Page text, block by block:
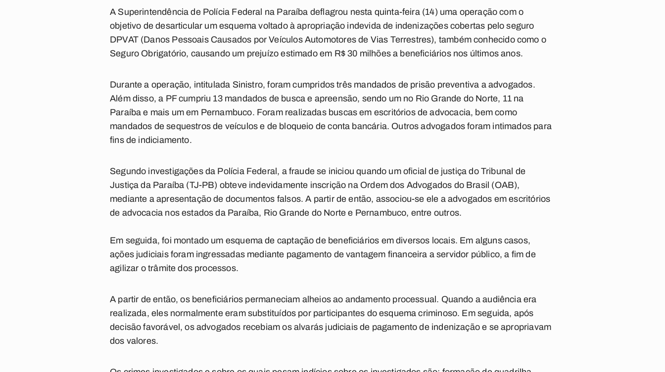
A Superintendência de Polícia Federal na Paraíba deflagrou nesta quinta-feira (14) uma operação com o
objetivo de desarticular um esquema voltado à apropriação indevida de indenizações cobertas pelo seguro
DPVAT (Danos Pessoais Causados por Veículos Automotores de Vias Terrestres), também conhecido como o
Seguro Obrigatório, causando um prejuízo estimado em R$ 30 milhões a beneficiários nos últimos anos.
Durante a operação, intitulada Sinistro, foram cumpridos três mandados de prisão preventiva a advogados.
Além disso, a PF cumpriu 13 mandados de busca e apreensão, sendo um no Rio Grande do Norte, 11 na
Paraíba e mais um em Pernambuco. Foram realizadas buscas em escritórios de advocacia, bem como
mandados de sequestros de veículos e de bloqueio de conta bancária. Outros advogados foram intimados para
fins de indiciamento.
Segundo investigações da Polícia Federal, a fraude se iniciou quando um oficial de justiça do Tribunal de
Justiça da Paraíba (TJ-PB) obteve indevidamente inscrição na Ordem dos Advogados do Brasil (OAB),
mediante a apresentação de documentos falsos. A partir de então, associou-se ele a advogados em escritórios
de advocacia nos estados da Paraíba, Rio Grande do Norte e Pernambuco, entre outros.
Em seguida, foi montado um esquema de captação de beneficiários em diversos locais. Em alguns casos,
ações judiciais foram ingressadas mediante pagamento de vantagem financeira a servidor público, a fim de
agilizar o trâmite dos processos.
A partir de então, os beneficiários permaneciam alheios ao andamento processual. Quando a audiência era
realizada, eles normalmente eram substituídos por participantes do esquema criminoso. Em seguida, após
decisão favorável, os advogados recebiam os alvarás judiciais de pagamento de indenização e se apropriavam
dos valores.